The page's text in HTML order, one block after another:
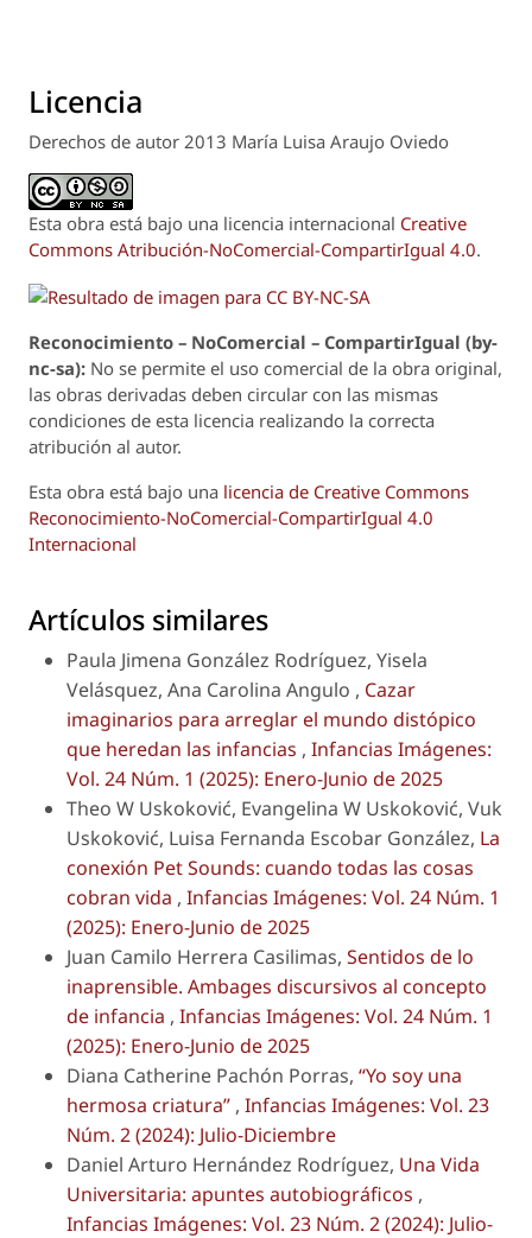
Licencia
Derechos de autor 2013 María Luisa Araujo Oviedo
Esta obra está bajo una licencia internacional Creative
Commons Atribución-NoComercial-CompartirIgual 4.0.
Reconocimiento – NoComercial – CompartirIgual (by-
nc-sa): No se permite el uso comercial de la obra original,
las obras derivadas deben circular con las mismas
condiciones de esta licencia realizando la correcta
atribución al autor.
Esta obra está bajo una licencia de Creative Commons
Reconocimiento-NoComercial-CompartirIgual 4.0
Internacional
Artículos similares
Paula Jimena González Rodríguez, Yisela
Velásquez, Ana Carolina Angulo , Cazar
imaginarios para arreglar el mundo distópico
que heredan las infancias , Infancias Imágenes:
Vol. 24 Núm. 1 (2025): Enero-Junio de 2025
Theo W Uskoković, Evangelina W Uskoković, Vuk
Uskoković, Luisa Fernanda Escobar González, La
conexión Pet Sounds: cuando todas las cosas
cobran vida , Infancias Imágenes: Vol. 24 Núm. 1
(2025): Enero-Junio de 2025
Juan Camilo Herrera Casilimas, Sentidos de lo
inaprensible. Ambages discursivos al concepto
de infancia , Infancias Imágenes: Vol. 24 Núm. 1
(2025): Enero-Junio de 2025
Diana Catherine Pachón Porras, “Yo soy una
hermosa criatura” , Infancias Imágenes: Vol. 23
Núm. 2 (2024): Julio-Diciembre
Daniel Arturo Hernández Rodríguez, Una Vida
Universitaria: apuntes autobiográficos ,
Infancias Imágenes: Vol. 23 Núm. 2 (2024): Julio-